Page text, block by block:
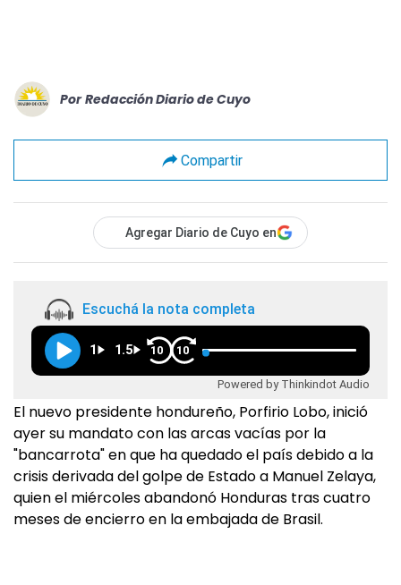
Por Redacción Diario de Cuyo
Compartir
Agregar Diario de Cuyo en
Escuchá la nota completa
1 1.5 10 10
Powered by Thinkindot Audio
El nuevo presidente hondureño, Porfirio Lobo, inició
ayer su mandato con las arcas vacías por la
"bancarrota" en que ha quedado el país debido a la
crisis derivada del golpe de Estado a Manuel Zelaya,
quien el miércoles abandonó Honduras tras cuatro
meses de encierro en la embajada de Brasil.